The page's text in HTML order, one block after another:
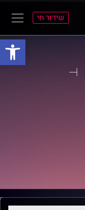
פתח
שידור חי